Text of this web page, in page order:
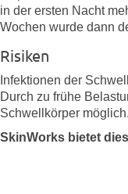
in der ersten Nacht
Wochen wurde dann
Risiken
Infektionen der
Durch zu frühe
Schwellkörper möglich.
SkinWorks bietet